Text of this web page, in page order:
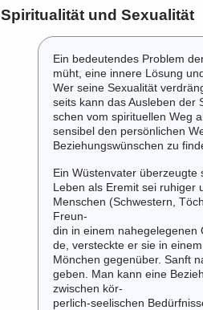
Spiritualität und Sexualität
Ein bedeutendes Problem
müht, eine innere Lösung
Wer seine Sexualität
seits kann das Ausleben der
schen vom spirituellen Weg
sensibel den persönlichen
Beziehungswünschen zu
Ein Wüstenvater
Leben als Eremit sei ruhiger
Menschen (Schwestern,
Freun-
din in einem nahegelegenen
de, versteckte er sie in
Mönchen gegenüber. Sanft
geben. Man kann eine
zwischen kör-
perlich-seelischen